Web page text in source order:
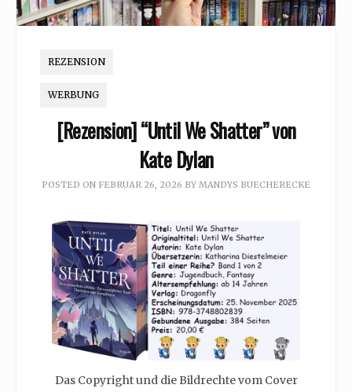
REZENSION
WERBUNG
[Rezension] “Until We Shatter” von
Kate Dylan
POSTED ON FEBRUAR 26, 2026 BY MANDYS BUECHERECKE
Das Copyright und die Bildrechte vom Cover